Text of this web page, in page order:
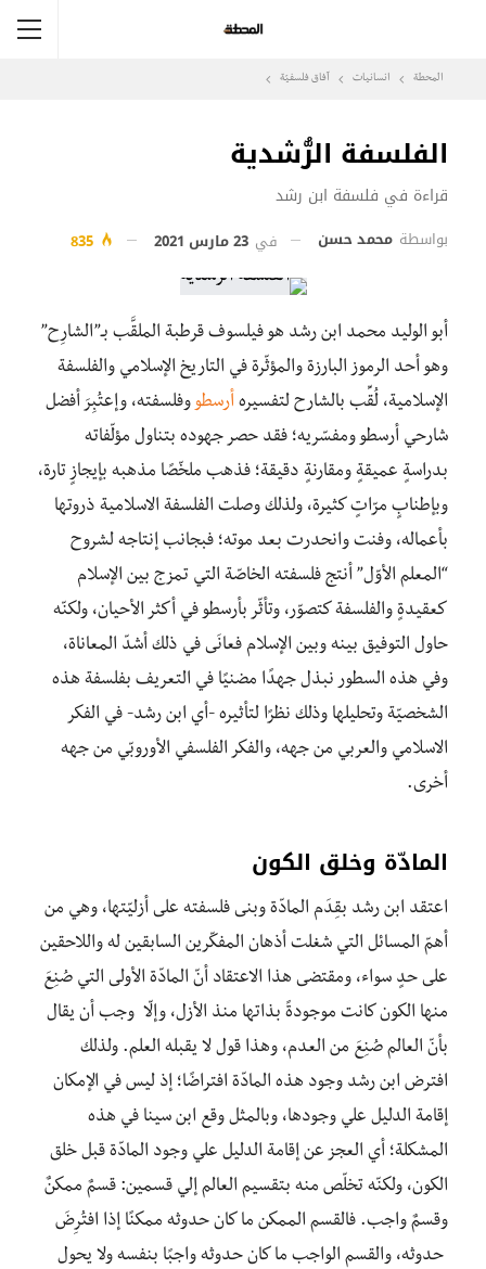
المحطة انسانيات آفاق فلسفيّة‎
الفلسفة الرُّشدية
قراءة في فلسفة ابن رشد
بواسطة محمد حسن في 23 مارس 2021
أبو الوليد محمد ابن رشد هو فيلسوف قرطبة الملقَّب بـ”الشارِح”
وهو أحد الرموز البارزة والمؤثّرة في التاريخ الإسلامي والفلسفة
الإسلامية، لُقِّب بالشارح لتفسيره أرسطو وفلسفته، وإعتُبِرَ أفضل
شارحي أرسطو ومفسّريه؛ فقد حصر جهوده بتناول مؤلّفاته
بدراسةٍ عميقةٍ ومقارنةٍ دقيقة؛ فذهب ملخّصًا مذهبه بإيجازٍ تارة،
وبإطنابٍ مرّاتٍ كثيرة، ولذلك وصلت الفلسفة الاسلامية ذروتها
بأعماله، وفنت وانحدرت بعد موته؛ فبجانب إنتاجه لشروح
“المعلم الأوّل” أنتج فلسفته الخاصّة التي تمزج بين الإسلام
كعقيدةٍ والفلسفة كتصوّر، وتأثّر بأرسطو في أكثر الأحيان، ولكنّه
حاول التوفيق بينه وبين الإسلام فعانَى في ذلك أشدّ المعاناة،
وفي هذه السطور نبذل جهدًا مضنيًا في التعريف بفلسفة هذه
الشخصيّة وتحليلها وذلك نظرًا لتأثيره -أي ابن رشد- في الفكر
الاسلامي والعربي من جهه، والفكر الفلسفي الأوروبّي من جهه
أخرى.
المادّة وخلق الكون
اعتقد ابن رشد بقِدَم المادّة وبنى فلسفته على أزليّتها، وهي من
أهمّ المسائل التي شغلت أذهان المفكّرين السابقين له واللاحقين
على حدٍ سواء، ومقتضى هذا الاعتقاد أنّ المادّة الأولى التي صُنِعَ
منها الكون كانت موجودةً بذاتها منذ الأزل، وإلّا وجب أن يقال
بأنّ العالم صُنِعَ من العدم، وهذا قول لا يقبله العلم. ولذلك
افترض ابن رشد وجود هذه المادّة افتراضًا؛ إذ ليس في الإمكان
إقامة الدليل علي وجودها، وبالمثل وقع ابن سينا في هذه
المشكلة؛ أي العجز عن إقامة الدليل علي وجود المادّة قبل خلق
الكون، ولكنّه تخلّص منه بتقسيم العالم إلي قسمين: قسمٌ ممكنٌ
وقسمٌ واجب. فالقسم الممكن ما كان حدوثه ممكنًا إذا افتُرِضَ
حدوثه، والقسم الواجب ما كان حدوثه واجبًا بنفسه ولا يحول